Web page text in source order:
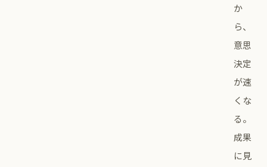
か
ら、
意思
決定
が速
くな
る。
成果
に見